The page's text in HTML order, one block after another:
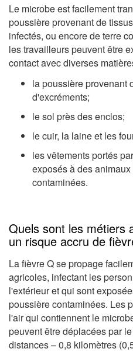
Le microbe est facilement
poussière provenant de
infectés, ou encore de terre
les travailleurs peuvent être
contact avec diverses
la poussière provenant
d'excréments;
le sol près des enclos;
le cuir, la laine et les
les vêtements portés
exposés à des
contaminées.
Quels sont les métiers
un risque accru de
La fièvre Q se propage
agricoles, infectant les
l'extérieur et qui sont
poussière contaminées. Les
l'air qui contiennent le
peuvent être déplacées par
distances – 0,8 kilomètres